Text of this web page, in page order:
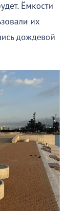
Ёмкости
их
дождевой